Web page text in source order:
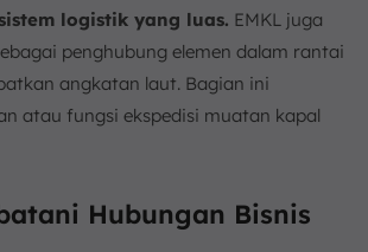
logistik yang luas. EMKL juga
penghubung elemen dalam rantai
angkatan laut. Bagian ini
atau fungsi ekspedisi muatan kapal
Hubungan Bisnis